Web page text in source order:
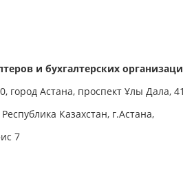
и бухгалтерских
город Астана, проспект Ұлы Дала,
Казахстан, г.Астана,
7